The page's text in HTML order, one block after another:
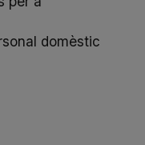
domèstic